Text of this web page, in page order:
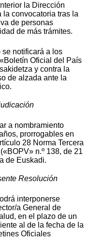
la Dirección
la convocatoria tras la
de personas
de más trámites.
se notificará a los
Oficial del País
y contra la
de alzada ante la
a nombramiento
prorrogables en
28 Norma Tercera
n.º 138, de 21
de Euskadi.
Resolución
interponerse
a General de
en el plazo de un
al de la fecha de la
Oficiales